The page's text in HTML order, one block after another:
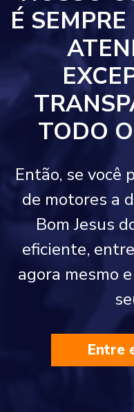
É
TODO
Então, se você
de motores a
Bom Jesus
eficiente,
agora mesmo
Entre